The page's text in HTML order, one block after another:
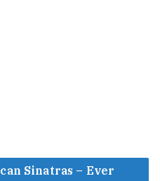
Sinatras – Ever